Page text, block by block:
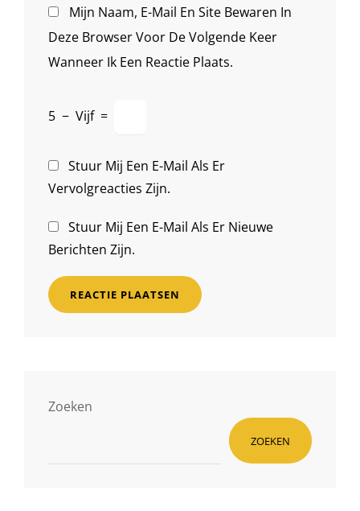
Mijn Naam, E-Mail En Site Bewaren In
Deze Browser Voor De Volgende Keer
Wanneer Ik Een Reactie Plaats.
5 − Vijf =
Stuur Mij Een E-Mail Als Er
Vervolgreacties Zijn.
Stuur Mij Een E-Mail Als Er Nieuwe
Berichten Zijn.
Zoeken
ZOEKEN